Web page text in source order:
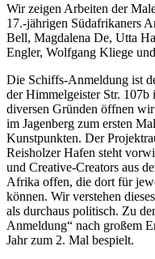
Wir zeigen Arbeiten der
17.-jährigen Südafrikaners
Bell, Magdalena De, Utta
Engler, Wolfgang Kliege
Die Schiffs-Anmeldung ist
der Himmelgeister Str. 107b
diversen Gründen öffnen
im Jagenberg zum ersten
Kunstpunkten. Der
Reisholzer Hafen steht
und Creative-Creators aus
Afrika offen, die dort für
können. Wir verstehen
als durchaus politisch. Zu
Anmeldung“ nach großem
Jahr zum 2. Mal bespielt.